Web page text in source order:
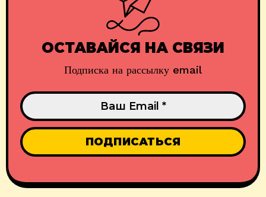
ОСТАВАЙСЯ НА СВЯЗИ
Подписка на рассылку email